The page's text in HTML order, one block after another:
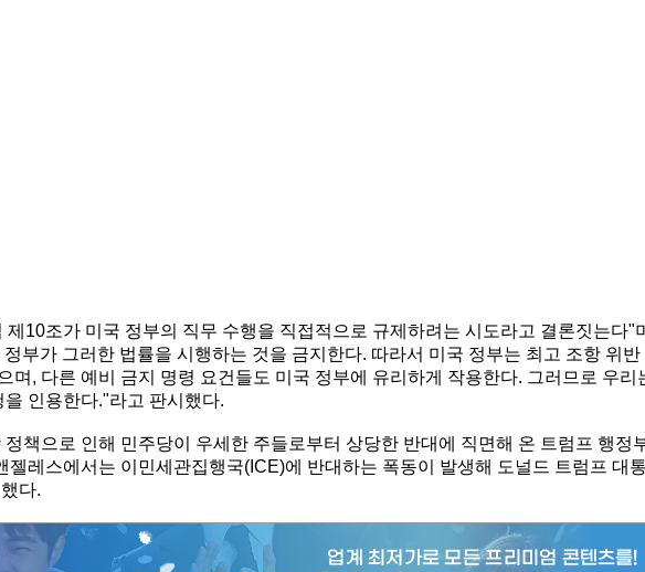
10조가 미국 정부의 직무 수행을 직접적으로 규제하려는 시도라고 결론짓는다"
부가 그러한 법률을 시행하는 것을 금지한다. 따라서 미국 정부는 최고 조항 위반
며, 다른 예비 금지 명령 요건들도 미국 정부에 유리하게 작용한다. 그러므로 우리
인용한다."라고 판시했다.
책으로 인해 민주당이 우세한 주들로부터 상당한 반대에 직면해 온 트럼프 행정
젤레스에서는 이민세관집행국(ICE)에 반대하는 폭동이 발생해 도널드 트럼프 대통
다.